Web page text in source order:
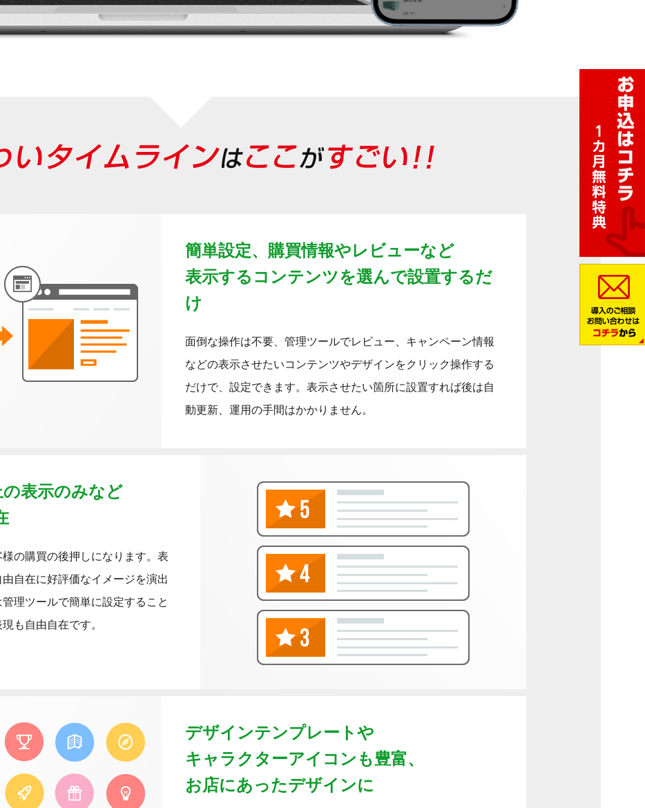
簡単設定、購買情報やレビューなど
表示するコンテンツを選んで設置するだ
け
面倒な操作は不要、管理ツールでレビュー、キャンペーン情報
などの表示させたいコンテンツやデザインをクリック操作する
だけで、設定できます。表示させたい箇所に設置すれば後は自
動更新、運用の手間はかかりません。
表示のみなど
の購買の後押しになります。表
自在に好評価なイメージを演出
理ツールで簡単に設定すること
も自由自在です。
デザインテンプレートや
キャラクターアイコンも豊富、
お店にあったデザインに